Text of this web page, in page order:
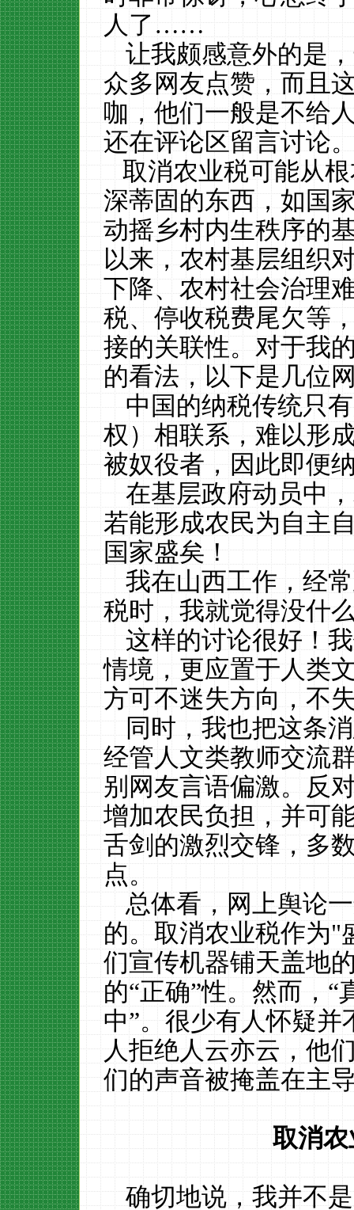
人了……
让我颇感意外的是
众多网友点赞，而且
咖，他们一般是不给
还在评论区留言讨论
取消农业税可能从根
深蒂固的东西，如国
动摇乡村内生秩序的
以来，农村基层组织
下降、农村社会治理
税、停收税费尾欠等
接的关联性。对于我
的看法，以下是几位
中国的纳税传统只
权）相联系，难以形
被奴役者，因此即便
在基层政府动员中
若能形成农民为自主
国家盛矣！
我在山西工作，经
税时，我就觉得没什
这样的讨论很好！
情境，更应置于人类
方可不迷失方向，不
同时，我也把这条
经管人文类教师交流
别网友言语偏激。反
增加农民负担，并可
舌剑的激烈交锋，多
点。
总体看，网上舆论
的。取消农业税作为"
们宣传机器铺天盖地
的“正确”性。然而，“
中”。很少有人怀疑并
人拒绝人云亦云，他
们的声音被掩盖在主
取消
确切地说，我并不